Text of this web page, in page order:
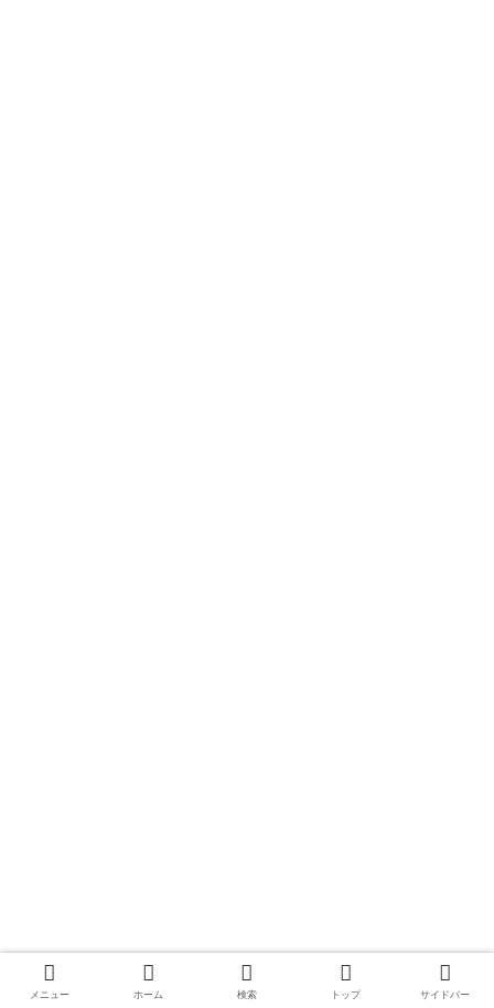
メニュー ホーム 検索 トップ サイドバー